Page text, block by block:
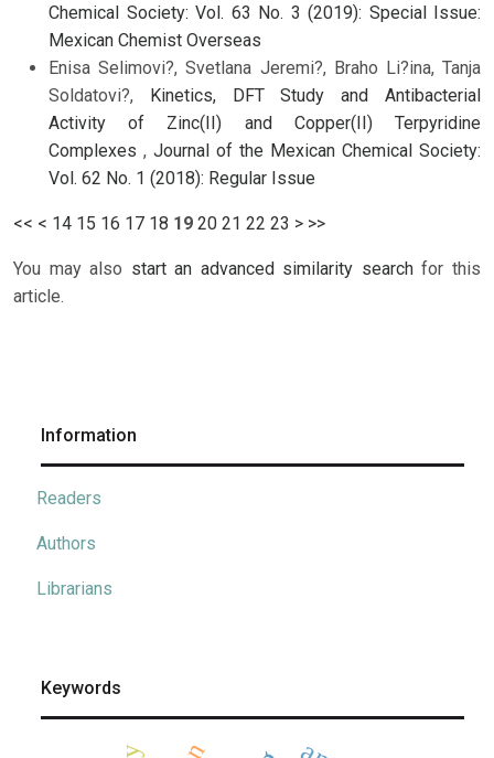
Chemical Society: Vol. 63 No. 3 (2019): Special Issue:
Mexican Chemist Overseas
Enisa Selimovi?, Svetlana Jeremi?, Braho Li?ina, Tanja
Soldatovi?,
Kinetics, DFT Study and Antibacterial
Activity of Zinc(II) and Copper(II) Terpyridine
Complexes , Journal of the Mexican Chemical Society:
Vol. 62 No. 1 (2018): Regular Issue
<< < 14 15 16 17 18 19 20 21 22 23 > >>
You may also start an advanced similarity searchfor this
article.
Information
Readers
Authors
Librarians
Keywords